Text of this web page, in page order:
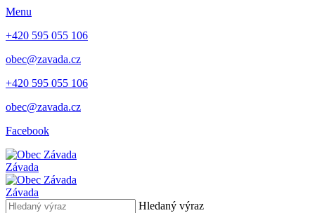
Menu
+420 595 055 106
obec@zavada.cz
+420 595 055 106
obec@zavada.cz
Facebook
Závada
Závada
Hledaný výraz